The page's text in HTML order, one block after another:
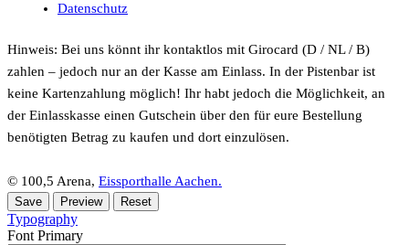
Datenschutz
Hinweis: Bei uns könnt ihr kontaktlos mit Girocard (D / NL / B)
zahlen – jedoch nur an der Kasse am Einlass. In der Pistenbar ist
keine Kartenzahlung möglich! Ihr habt jedoch die Möglichkeit, an
der Einlasskasse einen Gutschein über den für eure Bestellung
benötigten Betrag zu kaufen und dort einzulösen.
© 100,5 Arena, Eissporthalle Aachen.
Typography
Font Primary